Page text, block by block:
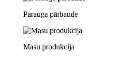
Parauga pārbaude
Masu produkcija